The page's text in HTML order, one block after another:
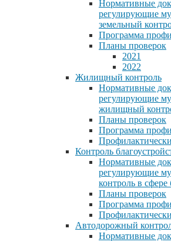
Нормативные
регулирующие
земельный
Программа
Планы проверок
2021
2022
Жилищный контроль
Нормативные
регулирующие
жилищный
Планы проверок
Программа
Контроль
Нормативные
регулирующие
контроль в сфере
Планы проверок
Программа
Автодорожный
Нормативные